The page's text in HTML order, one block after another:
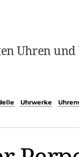
Uhren
Uhrwerke